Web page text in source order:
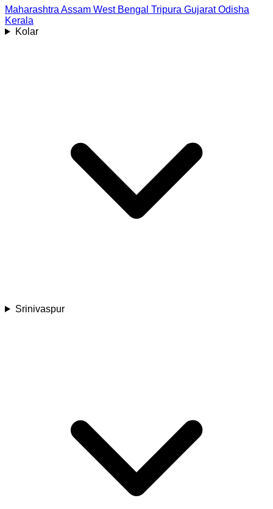
Maharashtra Assam West Bengal Tripura Gujarat Odisha
Kerala
Kolar
Srinivaspur